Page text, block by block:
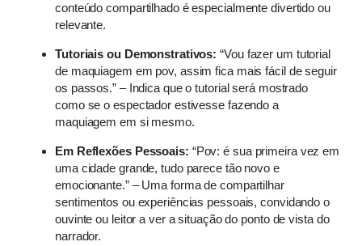
conteúdo compartilhado é especialmente divertido ou
relevante.
Tutoriais ou Demonstrativos: “Vou fazer um tutorial
de maquiagem em pov, assim fica mais fácil de seguir
os passos.” – Indica que o tutorial será mostrado
como se o espectador estivesse fazendo a
maquiagem em si mesmo.
Em Reflexões Pessoais: “Pov: é sua primeira vez em
uma cidade grande, tudo parece tão novo e
emocionante.” – Uma forma de compartilhar
sentimentos ou experiências pessoais, convidando o
ouvinte ou leitor a ver a situação do ponto de vista do
narrador.